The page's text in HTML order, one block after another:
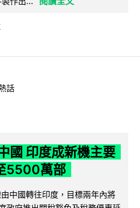
話
國 印度成新機主要
5500萬部
中國轉往印度，目標兩年內將